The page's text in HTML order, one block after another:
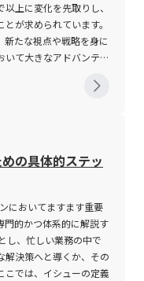
上に変化を先取りし、
が求められています。
新たな視点や戦略を身に
いて大きなアドバンテー
なる効率化だけでな
業内でのデジタルトラ
点、そして実務にどう
解説します。 デジ
用し、従来のビジネ
事業モデルそのものを
年、AI、IoT、クラウド
った先端技術の発展に
善や新価値の創出が実現
を組み合わせることで、
の具体的ステッ
においてますます重要
門的かつ体系的に解説す
し、忙しい業務の中で
解決策へと導くか、その
こでは、イシューの定義